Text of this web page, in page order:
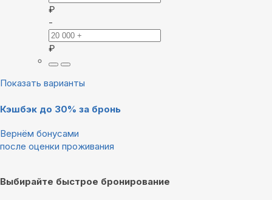
₽
-
₽
Показать варианты
Кэшбэк до 30% за бронь
Вернём бонусами
после оценки проживания
Выбирайте быстрое бронирование